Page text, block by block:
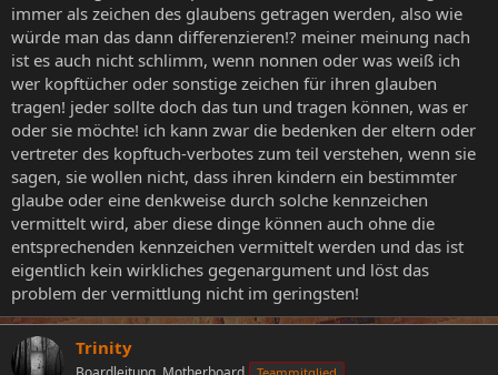
immer als zeichen des glaubens getragen werden, also wie
würde man das dann differenzieren!? meiner meinung nach
ist es auch nicht schlimm, wenn nonnen oder was weiß ich
wer kopftücher oder sonstige zeichen für ihren glauben
tragen! jeder sollte doch das tun und tragen können, was er
oder sie möchte! ich kann zwar die bedenken der eltern oder
vertreter des kopftuch-verbotes zum teil verstehen, wenn sie
sagen, sie wollen nicht, dass ihren kindern ein bestimmter
glaube oder eine denkweise durch solche kennzeichen
vermittelt wird, aber diese dinge können auch ohne die
entsprechenden kennzeichen vermittelt werden und das ist
eigentlich kein wirkliches gegenargument und löst das
problem der vermittlung nicht im geringsten!
Trinity